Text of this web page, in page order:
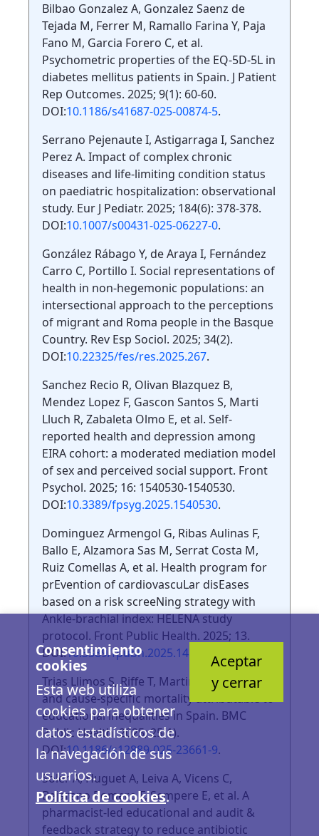
Bilbao Gonzalez A, Gonzalez Saenz de
Tejada M, Ferrer M, Ramallo Farina Y, Paja
Fano M, Garcia Forero C, et al.
Psychometric properties of the EQ-5D-5L in
diabetes mellitus patients in Spain. J Patient
Rep Outcomes. 2025; 9(1): 60-60.
DOI:10.1186/s41687-025-00874-5.
Serrano Pejenaute I, Astigarraga I, Sanchez
Perez A. Impact of complex chronic
diseases and life-limiting condition status
on paediatric hospitalization: observational
study. Eur J Pediatr. 2025; 184(6): 378-378.
DOI:10.1007/s00431-025-06227-0.
González Rábago Y, de Araya I, Fernández
Carro C, Portillo I. Social representations of
health in non-hegemonic populations: an
intersectional approach to the perceptions
of migrant and Roma people in the Basque
Country. Rev Esp Sociol. 2025; 34(2).
DOI:10.22325/fes/res.2025.267.
Sanchez Recio R, Olivan Blazquez B,
Mendez Lopez F, Gascon Santos S, Marti
Lluch R, Zabaleta Olmo E, et al. Self-
reported health and depression among
EIRA cohort: a moderated mediation model
of sex and perceived social support. Front
Psychol. 2025; 16: 1540530-1540530.
DOI:10.3389/fpsyg.2025.1540530.
Dominguez Armengol G, Ribas Aulinas F,
Ballo E, Alzamora Sas M, Serrat Costa M,
Ruiz Comellas A, et al. Health program for
prEvention of cardiovascuLar disEases
based on a risk screeNing strategy with
Ankle-brachial index: HELENA study
protocol. Front Public Health. 2025; 13.
DOI:10.3389/fpubh.2025.1484163
Trias Llimos S, Riffe T, Martin U. All-cause
and cause-specific mortality attributable to
educational inequalities in Spain. BMC
Public Health. 2025; 25(1).
DOI:10.1186/s12889-025-23661-9.
Soler A, Huguet A, Leiva A, Vicens C,
Bejarano Romero F, Sempere E, et al. A
pharmacist-led educational and audit &
feedback strategy to reduce antibiotic
Consentimiento
cookies
Esta web utiliza
cookies para obtener
datos estadísticos de
la navegación de sus
usuarios.
Política de cookies.
Aceptar
y cerrar